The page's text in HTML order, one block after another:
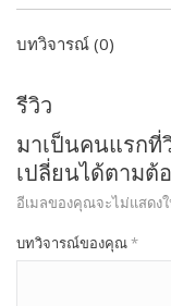
บทวิจารณ์ (0)
รีวิว
มาเป็นคนแรกที่วิ
เปลี่ยนได้ตามต้
อีเมลของคุณจะไม่แสดง
บทวิจารณ์ของคุณ*